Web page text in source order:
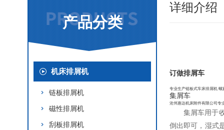
产品分类
机床排屑机
链板排屑机
磁性排屑机
刮板排屑机
详细介绍
订做排屑车
专业生产链板式车床排屑机
集屑车
沧州惠达机床附件有限公司专
集屑车用于
倒出即可，湿式